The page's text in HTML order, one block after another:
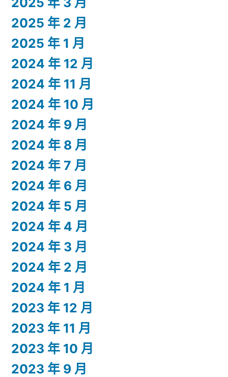
2025 年 2 月
2025 年 1 月
2024 年 12 月
2024 年 11 月
2024 年 10 月
2024 年 9 月
2024 年 8 月
2024 年 7 月
2024 年 6 月
2024 年 5 月
2024 年 4 月
2024 年 3 月
2024 年 2 月
2024 年 1 月
2023 年 12 月
2023 年 11 月
2023 年 10 月
2023 年 9 月